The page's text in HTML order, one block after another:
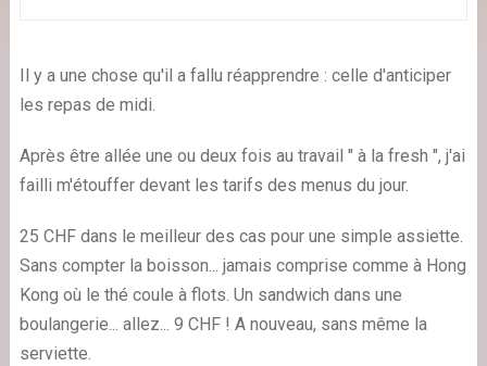
Il y a une chose qu'il a fallu réapprendre : celle d'anticiper
les repas de midi.
Après être allée une ou deux fois au travail " à la fresh ", j'ai
failli m'étouffer devant les tarifs des menus du jour.
25 CHF dans le meilleur des cas pour une simple assiette.
Sans compter la boisson... jamais comprise comme à Hong
Kong où le thé coule à flots. Un sandwich dans une
boulangerie... allez... 9 CHF ! A nouveau, sans même la
serviette.